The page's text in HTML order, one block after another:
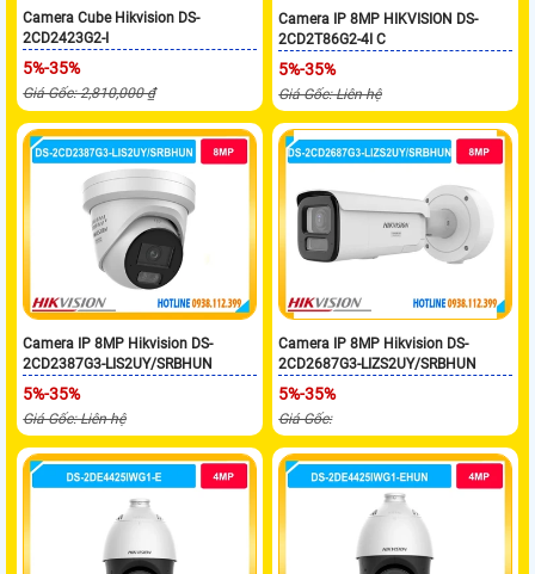
Camera Cube Hikvision DS-
2CD2423G2-I
5%-35%
Giá Gốc: 2,810,000 ₫
Camera IP 8MP HIKVISION DS-
2CD2T86G2-4I C
5%-35%
Giá Gốc: Liên hệ
Camera IP 8MP Hikvision DS-
2CD2387G3-LIS2UY/SRBHUN
5%-35%
Giá Gốc: Liên hệ
Camera IP 8MP Hikvision DS-
2CD2687G3-LIZS2UY/SRBHUN
5%-35%
Giá Gốc: